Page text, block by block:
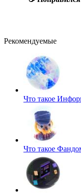
Рекомендуемые
Что такое
Что такое